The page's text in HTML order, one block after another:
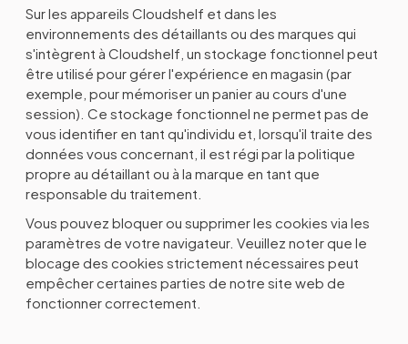
Sur les appareils Cloudshelf et dans les
environnements des détaillants ou des marques qui
s'intègrent à Cloudshelf, un stockage fonctionnel peut
être utilisé pour gérer l'expérience en magasin (par
exemple, pour mémoriser un panier au cours d'une
session). Ce stockage fonctionnel ne permet pas de
vous identifier en tant qu'individu et, lorsqu'il traite des
données vous concernant, il est régi par la politique
propre au détaillant ou à la marque en tant que
responsable du traitement.
Vous pouvez bloquer ou supprimer les cookies via les
paramètres de votre navigateur. Veuillez noter que le
blocage des cookies strictement nécessaires peut
empêcher certaines parties de notre site web de
fonctionner correctement.